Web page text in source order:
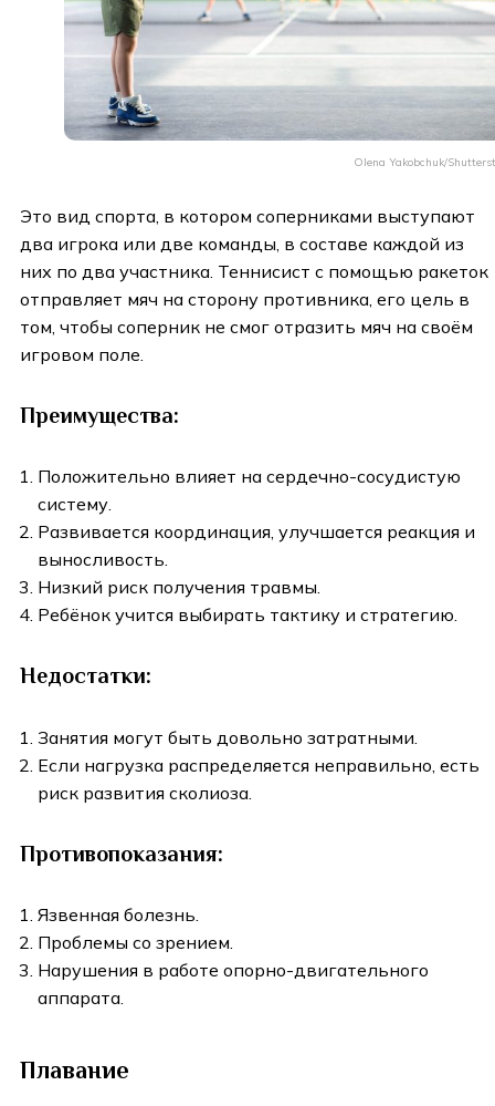
Olena Yakobchuk/
Это вид спорта, в котором соперниками выступают
два игрока или две команды, в составе каждой из
них по два участника. Теннисист с помощью ракеток
отправляет мяч на сторону противника, его цель в
том, чтобы соперник не смог отразить мяч на своём
игровом поле.
Преимущества:
Положительно влияет на сердечно-сосудистую
систему.
Развивается координация, улучшается реакция и
выносливость.
Низкий риск получения травмы.
Ребёнок учится выбирать тактику и стратегию.
Недостатки:
Занятия могут быть довольно затратными.
Если нагрузка распределяется неправильно, есть
риск развития сколиоза.
Противопоказания:
Язвенная болезнь.
Проблемы со зрением.
Нарушения в работе опорно-двигательного
аппарата.
Плавание